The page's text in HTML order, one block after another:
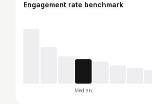
Engagement rate benchmark
Median